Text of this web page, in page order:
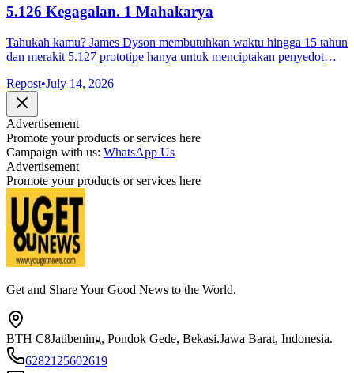
5.126 Kegagalan. 1 Mahakarya
Tahukah kamu? James Dyson membutuhkan waktu hingga 15 tahun
dan merakit 5.127 prototipe hanya untuk menciptakan penyedot
antaranya berujung
Repost•July 14, 2026
Advertisement
Promote your products or services here
Campaign with us: WhatsApp Us
Advertisement
Promote your products or services here
Get and Share Your Good News to the World.
BTH C8Jatibening, Pondok Gede, Bekasi.Jawa Barat, Indonesia.
6282125602619